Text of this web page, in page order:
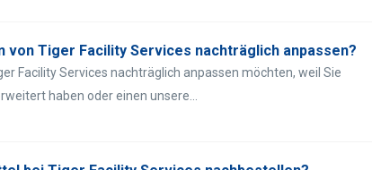
von Tiger Facility Services nachträglich anpassen?
Facility Services nachträglich anpassen möchten, weil Sie
haben oder einen unsere...